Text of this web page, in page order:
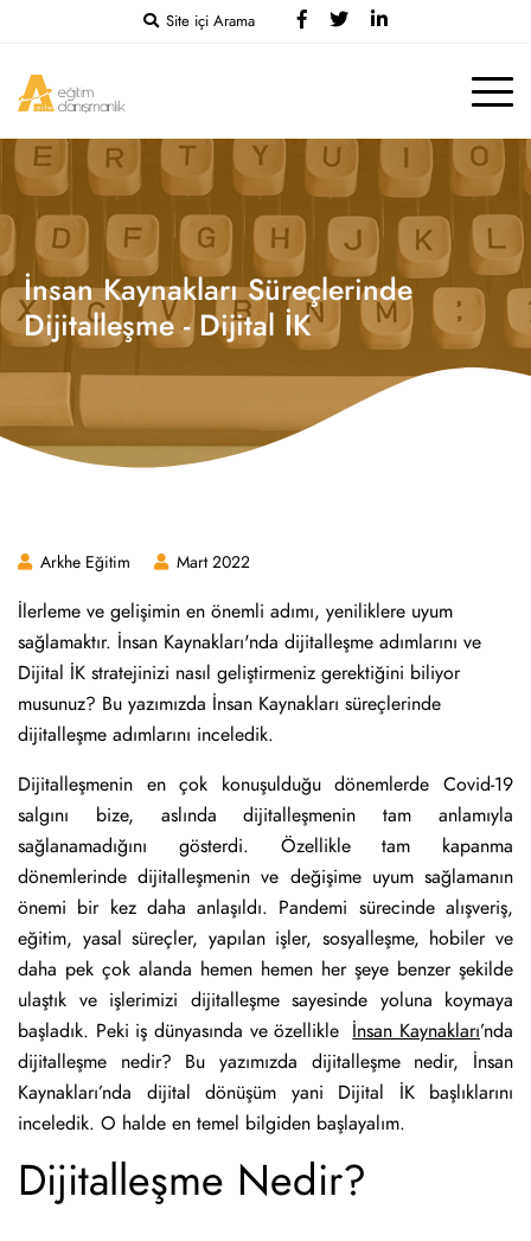
Site içi Arama
İnsan Kaynakları Süreçlerinde
Dijitalleşme - Dijital İK
Arkhe Eğitim Mart 2022
İlerleme ve gelişimin en önemli adımı, yeniliklere uyum
sağlamaktır. İnsan Kaynakları'nda dijitalleşme adımlarını ve
Dijital İK stratejinizi nasıl geliştirmeniz gerektiğini biliyor
musunuz? Bu yazımızda İnsan Kaynakları süreçlerinde
dijitalleşme adımlarını inceledik.
Dijitalleşmenin en çok konuşulduğu dönemlerde Covid-19
salgını bize, aslında dijitalleşmenin tam anlamıyla
sağlanamadığını gösterdi. Özellikle tam kapanma
dönemlerinde dijitalleşmenin ve değişime uyum sağlamanın
önemi bir kez daha anlaşıldı. Pandemi sürecinde alışveriş,
eğitim, yasal süreçler, yapılan işler, sosyalleşme, hobiler ve
daha pek çok alanda hemen hemen her şeye benzer şekilde
ulaştık ve işlerimizi dijitalleşme sayesinde yoluna koymaya
başladık. Peki iş dünyasında ve özellikle İnsan Kaynakları’nda
dijitalleşme nedir? Bu yazımızda dijitalleşme nedir, İnsan
Kaynakları’nda dijital dönüşüm yani Dijital İK başlıklarını
inceledik. O halde en temel bilgiden başlayalım.
Dijitalleşme Nedir?